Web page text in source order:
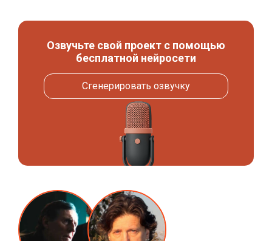
Озвучьте свой проект с помощью
бесплатной нейросети
Сгенерировать озвучку